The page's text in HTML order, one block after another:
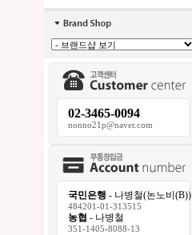
02-3465-0094
nonno21p@naver.com
국민은행 - 나병철(논노비(B))
484201-01-313515
농협 - 나병철
351-1405-8088-13